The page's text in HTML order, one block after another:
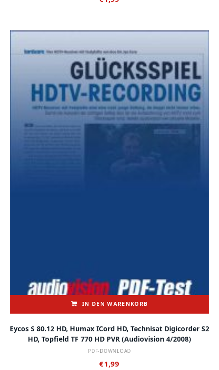
IN DEN WARENKORB
Eycos S 80.12 HD, Humax ICord HD, Technisat Digicorder S2
HD, Topfield TF 770 HD PVR (audiovision 4/2008)
PDF-DOWNLOAD
€1,99